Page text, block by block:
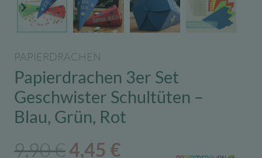
PAPIERDRACHEN
Papierdrachen 3er Set
Geschwister Schultüten –
Blau, Grün, Rot
9,90€Ursprünglicher
4,45 €